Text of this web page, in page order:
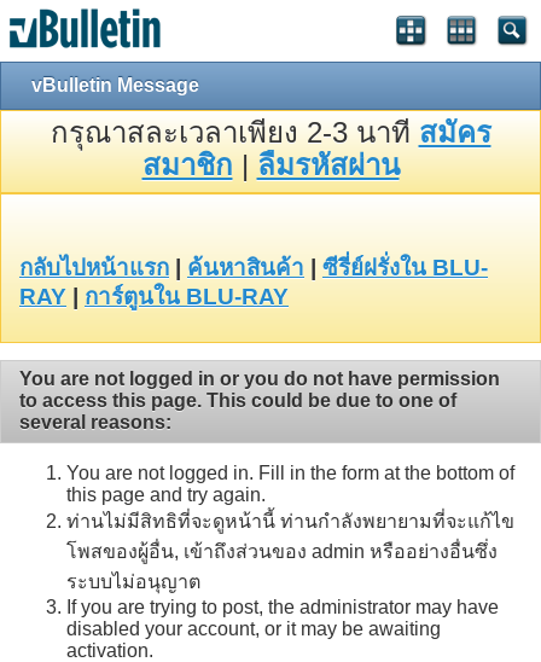
vBulletin Message
กรุณาสละเวลาเพียง 2-3 นาที สมัคร
สมาชิก | ลืมรหัสผ่าน
กลับไปหน้าแรก ค้นหาสินค้า
ซีรี่ย์ฝรั่งใน BLU-
RAY
การ์ตูนใน BLU-RAY
You are not logged in or you do not have permission
to access this page. This could be due to one of
several reasons:
You are not logged in. Fill in the form at the bottom of
this page and try again.
ท่านไม่มีสิทธิที่จะดูหน้านี้ ท่านกำลังพยายามที่จะแก้ไข
โพสของผู้อื่น, เข้าถึงส่วนของ admin หรืออย่างอื่นซึ่ง
ระบบไม่อนุญาต
If you are trying to post, the administrator may have
disabled your account, or it may be awaiting
activation.